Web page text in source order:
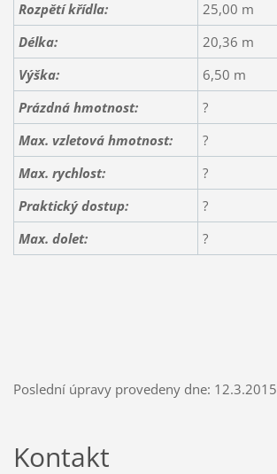
Rozpětí křídla:
25,00 m
Délka:
20,36 m
Výška:
6,50 m
Prázdná hmotnost:
?
Max. vzletová hmotnost:
?
Max. rychlost:
?
Praktický dostup:
?
Max. dolet:
?
Poslední úpravy provedeny dne: 12.3.2015
Kontakt